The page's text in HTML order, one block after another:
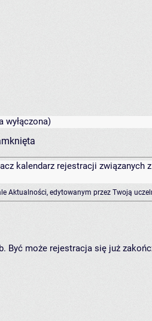
wyłączona)
kalendarz rejestracji związanych
Aktualności, edytowanym przez Twoją
Być może rejestracja się już